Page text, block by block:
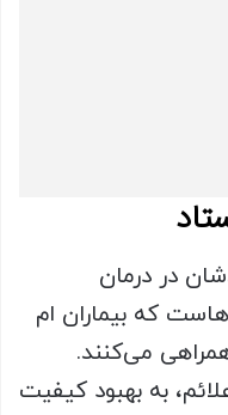
در درمان
که بیماران ام
می‌کنند.
به بهبود کیفیت